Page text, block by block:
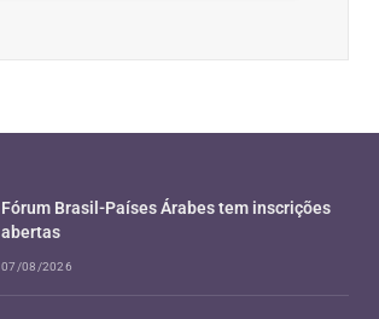
Fórum Brasil-Países Árabes tem inscrições
abertas
07/08/2026